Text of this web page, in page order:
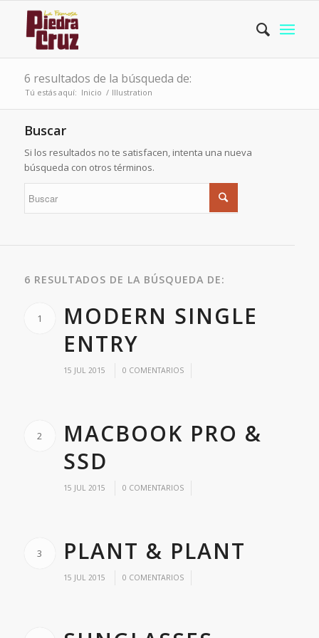
6 resultados de la búsqueda de:
Tú estás aquí: Inicio / Illustration
Buscar
Si los resultados no te satisfacen, intenta una nueva
búsqueda con otros términos.
6 RESULTADOS DE LA BÚSQUEDA DE:
1
MODERN SINGLE
ENTRY
15 JUL 2015 0 COMENTARIOS
/
2
MACBOOK PRO &
SSD
15 JUL 2015 0 COMENTARIOS
/
3 PLANT & PLANT
15 JUL 2015 0 COMENTARIOS
/